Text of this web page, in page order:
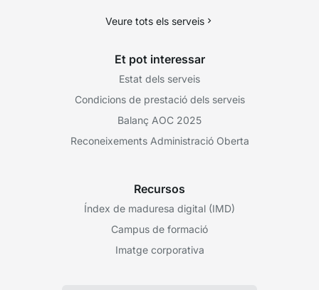
Veure tots els serveis
Et pot interessar
Estat dels serveis
Condicions de prestació dels serveis
Balanç AOC 2025
Reconeixements Administració Oberta
Recursos
Índex de maduresa digital (IMD)
Campus de formació
Imatge corporativa